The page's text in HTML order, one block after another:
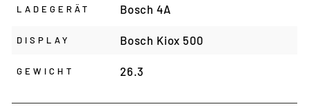
LADEGERÄT Bosch 4A
DISPLAY Bosch Kiox 500
GEWICHT 26.3